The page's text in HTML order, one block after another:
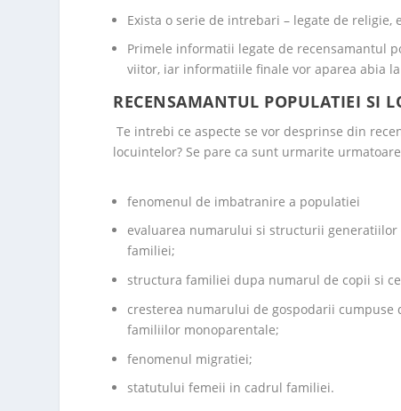
Exista o serie de intrebari – legate de
Primele informatii legate de recensamantul
viitor, iar informatiile finale vor aparea abia
RECENSAMANTUL POPULATIEI SI
Te intrebi ce aspecte se vor desprinse din
locuintelor? Se pare ca sunt urmarite
fenomenul de imbatranire a populatiei
evaluarea numarului si structurii generatiilor
familiei;
structura familiei dupa numarul de copii si
cresterea numarului de gospodarii cumpuse
familiilor monoparentale;
fenomenul migratiei;
statutului femeii in cadrul familiei.